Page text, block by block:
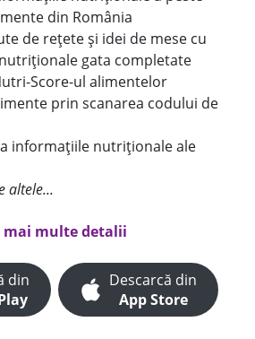
din România
de rețete și idei de mese cu
gata completate
Score-ul alimentelor
prin scanarea codului de
informațiile nutriționale ale
altele...
mai multe detalii
din
Descarcă din
App Store